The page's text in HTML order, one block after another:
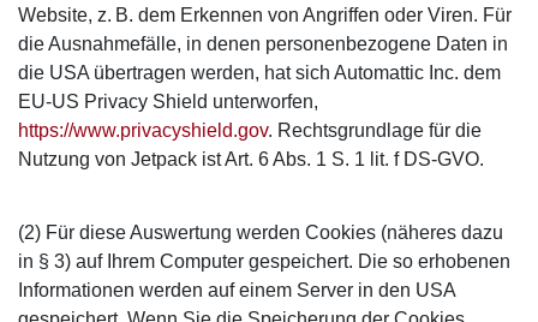
Website, z. B. dem Erkennen von Angriffen oder Viren. Für
die Ausnahmefälle, in denen personenbezogene Daten in
die USA übertragen werden, hat sich Automattic Inc. dem
EU-US Privacy Shield unterworfen,
https://www.privacyshield.gov. Rechtsgrundlage für die
Nutzung von Jetpack ist Art. 6 Abs. 1 S. 1 lit. f DS-GVO.
(2) Für diese Auswertung werden Cookies (näheres dazu
in § 3) auf Ihrem Computer gespeichert. Die so erhobenen
Informationen werden auf einem Server in den USA